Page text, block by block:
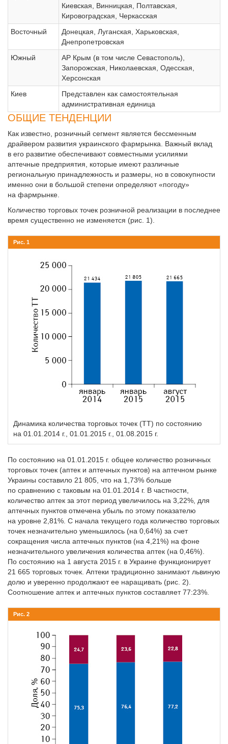
Киевская, Винницкая, Полтавская,
Кировоградская, Черкасская
Восточный
Донецкая, Луганская, Харьковская,
Днепропетровская
Южный
АР Крым (в том числе Севастополь),
Запорожская, Николаевская, Одесская,
Херсонская
Киев
Представлен как самостоятельная
административная единица
ОБЩИЕ ТЕНДЕНЦИИ
Как известно, розничный сегмент является бессменным
драйвером развития украинского фармрынка. Важный вклад
в его развитие обеспечивают совместными усилиями
аптечные предприятия, которые имеют различные
региональную принадлежность и размеры, но в совокупности
именно они в большой степени определяют «погоду»
на фармрынке.
Количество торговых точек розничной реализации в последнее
время существенно не изменяется (рис. 1).
Рис. 1
Динамика количества торговых точек (ТТ) по состоянию
на 01.01.2014 г., 01.01.2015 г., 01.08.2015 г.
По состоянию на 01.01.2015 г. общее количес­тво розничных
торговых точек (аптек и аптечных пунктов) на аптечном рынке
Украины составило 21 805, что на 1,73% больше
по сравнению с таковым на 01.01.2014 г. В частности,
количество аптек за этот период увеличилось на 3,22%, для
аптечных пунктов отмечена убыль по этому показателю
на уровне 2,81%. С начала текущего года количество торговых
точек незначительно уменьшилось (на 0,64%) за счет
сокращения числа аптечных пунктов (на 4,21%) на фоне
незначительного увеличения количества аптек (на 0,46%).
По состоя­нию на 1 августа 2015 г. в Украине функционирует
21 665 торговых точек. Аптеки традиционно занимают львиную
долю и уверенно продолжают ее наращивать (рис. 2).
Соотношение аптек и аптечных пунктов составляет 77:23%.
Рис. 2